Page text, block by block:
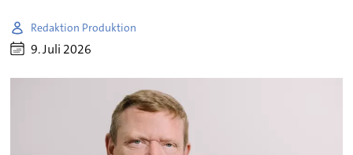
Redaktion Produktion
9. Juli 2026